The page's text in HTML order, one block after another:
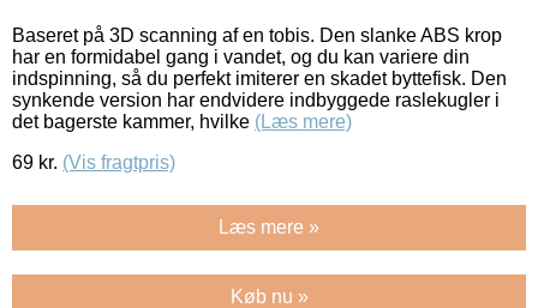
Baseret på 3D scanning af en tobis. Den slanke ABS krop
har en formidabel gang i vandet, og du kan variere din
indspinning, så du perfekt imiterer en skadet byttefisk. Den
synkende version har endvidere indbyggede raslekugler i
det bagerste kammer, hvilke (Læs mere)
69 kr. (Vis fragtpris)
Læs mere »
Køb nu »